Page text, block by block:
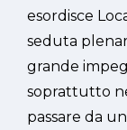
esordisce
seduta
grande
soprattutto
passare da